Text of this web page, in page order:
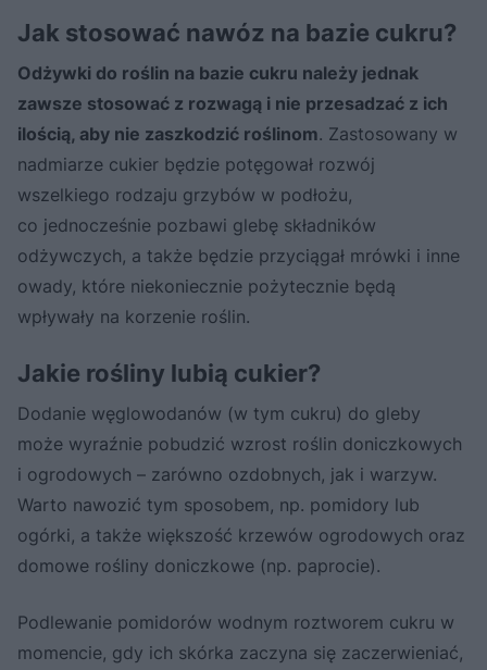
Jak stosować nawóz na bazie cukru?
Odżywki do roślin na bazie cukru należy jednak
zawsze stosować z rozwagą i nie przesadzać z ich
ilością, aby nie zaszkodzić roślinom. Zastosowany w
nadmiarze cukier będzie potęgował rozwój
wszelkiego rodzaju grzybów w podłożu,
co jednocześnie pozbawi glebę składników
odżywczych, a także będzie przyciągał mrówki i inne
owady, które niekoniecznie pożytecznie będą
wpływały na korzenie roślin.
Jakie rośliny lubią cukier?
Dodanie węglowodanów (w tym cukru) do gleby
może wyraźnie pobudzić wzrost roślin doniczkowych
i ogrodowych – zarówno ozdobnych, jak i warzyw.
Warto nawozić tym sposobem, np. pomidory lub
ogórki, a także większość krzewów ogrodowych oraz
domowe rośliny doniczkowe (np. paprocie).
Podlewanie pomidorów wodnym roztworem cukru w
momencie, gdy ich skórka zaczyna się zaczerwieniać,